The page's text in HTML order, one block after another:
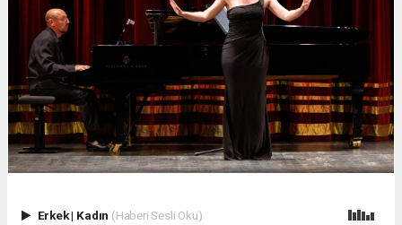
Erkek| Kadın (Haberi Sesli Oku)